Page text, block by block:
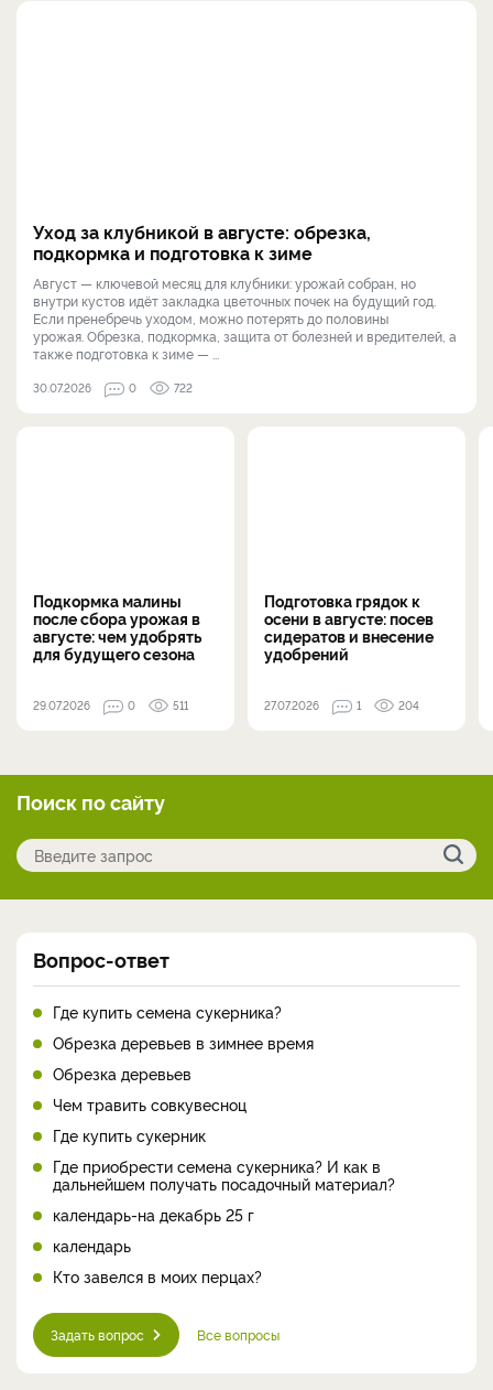
Уход за клубникой в августе: обрезка,
подкормка и подготовка к зиме
Август — ключевой месяц для клубники: урожай собран, но
внутри кустов идёт закладка цветочных почек на будущий год.
Если пренебречь уходом, можно потерять до половины
урожая. Обрезка, подкормка, защита от болезней и вредителей, а
также подготовка к зиме — ...
30.07.2026 0 722
Подкормка малины
после сбора урожая в
августе: чем удобрять
для будущего сезона
29.07.2026 0 511
Подготовка грядок к
осени в августе: посев
сидератов и внесение
удобрений
27.07.2026 1 204
Поиск по сайту
Вопрос-ответ
Где купить семена сукерника?
Обрезка деревьев в зимнее время
Обрезка деревьев
Чем травить совкувесноц
Где купить сукерник
Где приобрести семена сукерника? И как в
дальнейшем получать посадочный материал?
календарь-на декабрь 25 г
календарь
Кто завелся в моих перцах?
Задать вопрос Все вопросы